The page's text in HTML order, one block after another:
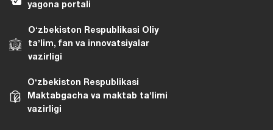
yagona portali
Oʻzbekiston Respublikasi Oliy
taʼlim, fan va innovatsiyalar
vazirligi
Oʻzbekiston Respublikasi
Maktabgacha va maktab taʼlimi
vazirligi